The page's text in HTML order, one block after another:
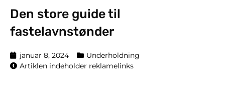
Den store guide til
fastelavnstønder
januar 8, 2024
Underholdning
Artiklen indeholder reklamelinks